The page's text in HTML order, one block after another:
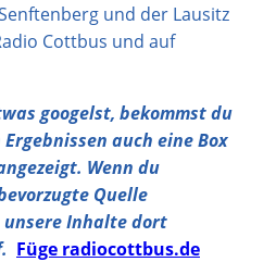
und der Lausitz
Cottbus und auf
googelst, bekommst du
auch eine Box
Wenn du
Quelle
Inhalte dort
Füge radiocottbus.de